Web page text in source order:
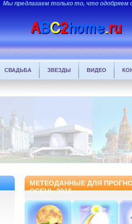
Мы предлагаем только то, что одобряем
СВАДЬБА ЗВЕЗДЫ ВИДЕО
МЕТЕОДАННЫЕ ДЛЯ
ОСЕНЬ 2015